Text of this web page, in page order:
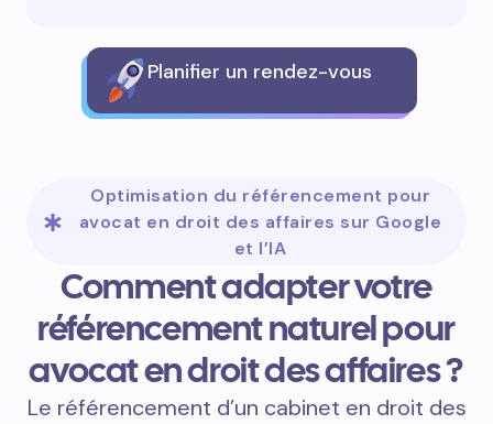
Planifier un rendez-vous
Optimisation du référencement pour
avocat en droit des affaires sur Google
et l’IA
Comment adapter votre
référencement naturel pour
avocat en droit des affaires ?
Le référencement d’un cabinet en droit des